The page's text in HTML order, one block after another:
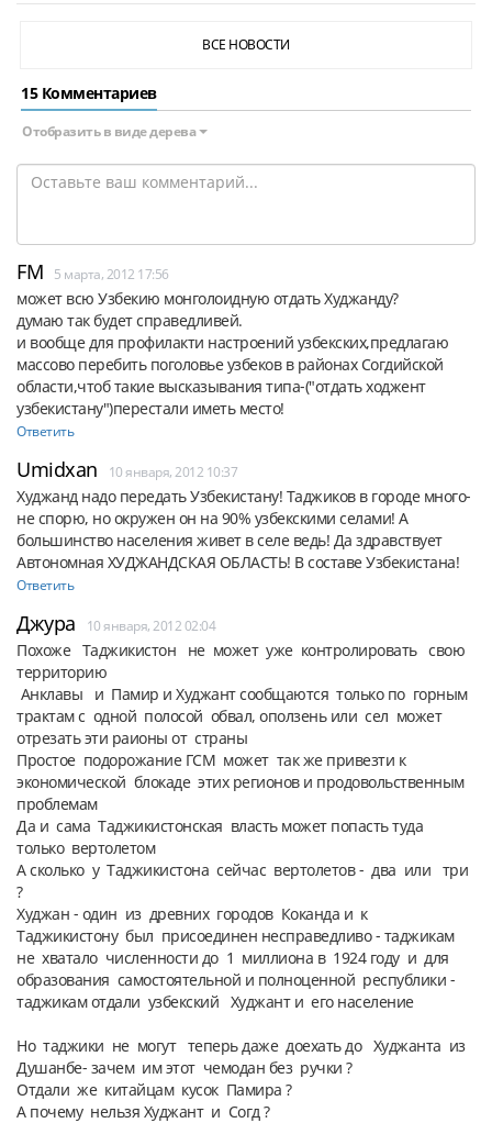
ВСЕ НОВОСТИ
15 Комментариев
Отобразить в виде дерева
FM 5 марта, 2012 17:56
может всю Узбекию монголоидную отдать Худжанду?
думаю так будет справедливей.
и вообще для профилакти настроений узбекских,предлагаю
массово перебить поголовье узбеков в районах Согдийской
области,чтоб такие высказывания типа-("отдать ходжент
узбекистану")перестали иметь место!
Ответить
Umidxan 10 января, 2012 10:37
Худжанд надо передать Узбекистану! Таджиков в городе много-
не спорю, но окружен он на 90% узбекскими селами! А
большинство населения живет в селе ведь! Да здравствует
Автономная ХУДЖАНДСКАЯ ОБЛАСТЬ! В составе Узбекистана!
Ответить
Джура 10 января, 2012 02:04
Похоже   Таджикистон   не  может  уже  контролировать   свою
территорию
трактам с  одной  полосой  обвал, оползень или  сел  может
отрезать эти раионы от  страны
Простое  подорожание ГСМ  может  так же привезти к
экономической  блокаде  этих регионов и продовольственным
проблемам
Да и  сама  Таджикистонская  власть может попасть туда
только  вертолетом
А сколько  у  Таджикистона  сейчас  вертолетов -  два  или   три
?
Худжан - один  из  древних  городов  Коканда и  к
Таджикистону  был  присоединен несправедливо - таджикам
не  хватало  численности до  1  миллиона в  1924 году  и  для
образования  самостоятельной и полноценной  республики -
таджикам отдали  узбекский   Худжант и  его население
Но  таджики  не  могут   теперь даже  доехать до   Худжанта  из
Душанбе- зачем  им этот  чемодан без  ручки ?
Отдали  же  китайцам  кусок  Памира ?
А почему  нельзя Худжант  и  Согд ?